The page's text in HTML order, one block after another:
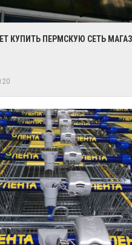
КУПИТЬ ПЕРМСКУЮ СЕТЬ